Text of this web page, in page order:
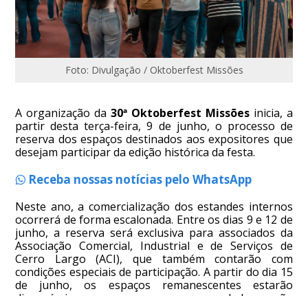
Foto: Divulgação / Oktoberfest Missões
A organização da30ª Oktoberfest Missõesinicia, a
partir desta terça-feira, 9 de junho, o processo de
reserva dos espaços destinados aos expositores que
desejam participar da edição histórica da festa.
Receba nossas notícias pelo WhatsApp
Neste ano, a comercialização dos estandes internos
ocorrerá de forma escalonada. Entre os dias 9 e 12 de
junho, a reserva será exclusiva para associados da
Associação Comercial, Industrial e de Serviços de
Cerro Largo (ACI), que também contarão com
condições especiais de participação. A partir do dia 15
de junho, os espaços remanescentes estarão